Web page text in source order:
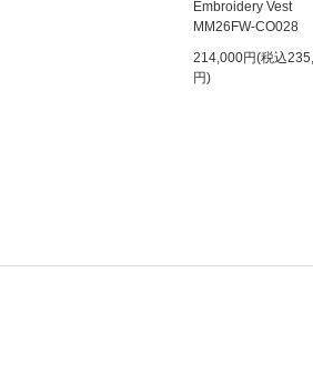
Embroidery Vest
MM26FW-CO028
214,000円(税込
円)